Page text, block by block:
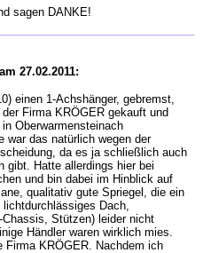
sagen DANKE!
27.02.2011:
einen 1-Achshänger, gebremst,
Firma KRÖGER gekauft und
Oberwarmensteinach
war das natürlich wegen der
da es ja schließlich auch
gibt. Hatte allerdings hier bei
und bin dabei im Hinblick auf
qualitativ gute Spriegel, die ein
lichtdurchlässiges Dach,
Chassis, Stützen) leider nicht
Händler waren wirklich mies.
KRÖGER. Nachdem ich